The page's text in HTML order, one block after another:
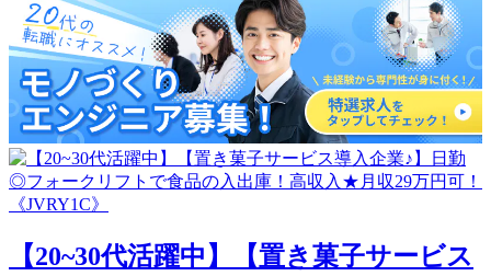
【20~30代活躍中】【置き菓子サービス